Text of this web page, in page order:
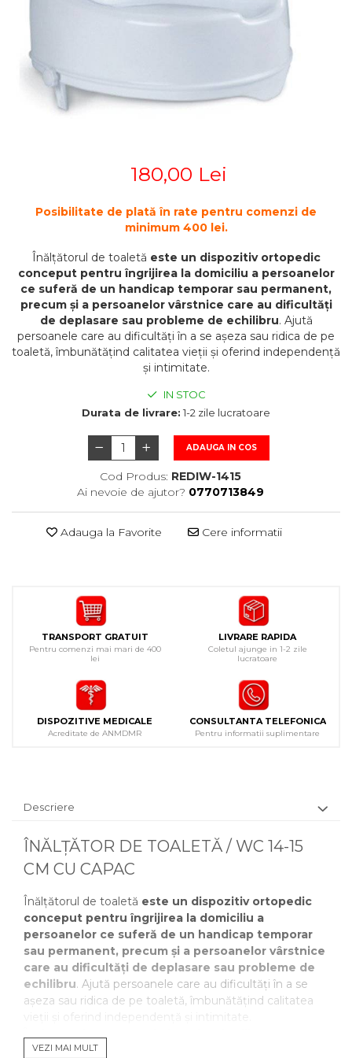
ORTEZE PENTRU MEMBRUL
ORTEZE PENTRU COLOANA
VERTEBRALA
ORTEZE FACIALE
SUSTINATORI PLANTARI
PRODUSE ABENA
SALTELE ANTIESCARE
SCAUNE DE DUS
SCAUNE DE TOALETA
STETOSCOAPE LITTMANN
TENSIOMETRE
TERMOMETRE
180,00 Lei
Posibilitate de plată în rate pentru comenzi de
minimum 400 lei.
Înălțătorul de toaletă este un dispozitiv ortopedic
conceput pentru îngrijirea la domiciliu a persoanelor
ce suferă de un handicap temporar sau permanent,
precum și a persoanelor vârstnice care au dificultăți
de deplasare sau probleme de echilibru. Ajută
persoanele care au dificultăți în a se așeza sau ridica de pe
toaletă, îmbunătățind calitatea vieții și oferind independență
și intimitate.
IN STOC
Durata de livrare: 1-2 zile lucratoare
ADAUGA IN COS
Cod Produs: REDIW-1415
Ai nevoie de ajutor? 0770713849
Adauga la Favorite Cere informatii
TRANSPORT GRATUIT
Pentru comenzi mai mari de 400
lei
LIVRARE RAPIDA
Coletul ajunge in 1-2 zile
lucratoare
DISPOZITIVE MEDICALE
Acreditate de ANMDMR
CONSULTANTA TELEFONICA
Pentru informatii suplimentare
Descriere
ÎNĂLȚĂTOR DE TOALETĂ / WC 14-15
CM CU CAPAC
Înălțătorul de toaletă este un dispozitiv ortopedic
conceput pentru îngrijirea la domiciliu a
persoanelor ce suferă de un handicap temporar
sau permanent, precum și a persoanelor vârstnice
care au dificultăți de deplasare sau probleme de
echilibru. Ajută persoanele care au dificultăți în a se
așeza sau ridica de pe toaletă, îmbunătățind calitatea
vieții și oferind independență și intimitate.
VEZI MAI MULT